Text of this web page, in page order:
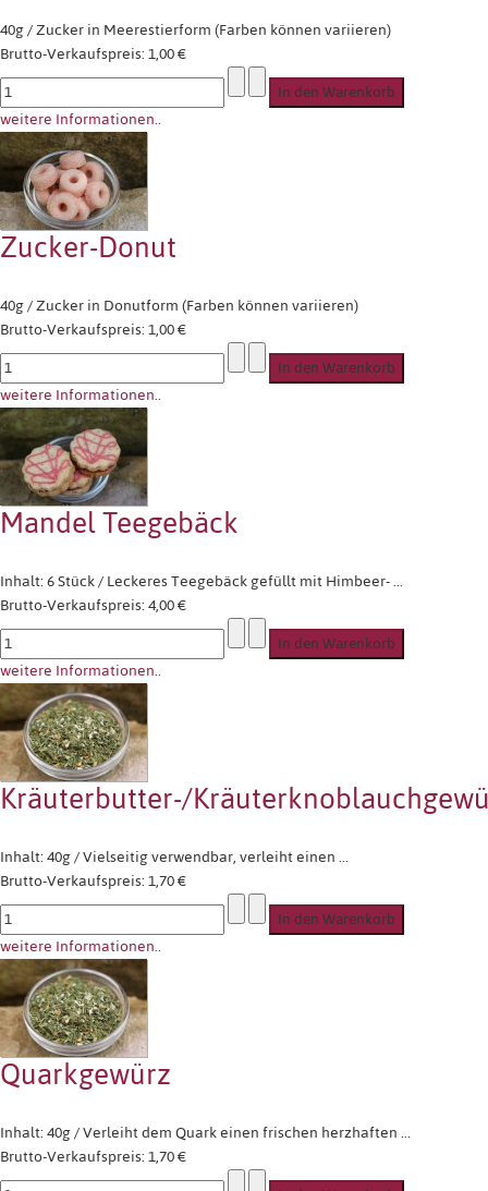
40g / Zucker in Meerestierform (Farben können variieren)
Brutto-Verkaufspreis:1,00 €
weitere Informationen..
Zucker-Donut
40g / Zucker in Donutform (Farben können variieren)
Brutto-Verkaufspreis:1,00 €
weitere Informationen..
Mandel Teegebäck
Inhalt: 6 Stück / Leckeres Teegebäck gefüllt mit Himbeer- ...
Brutto-Verkaufspreis:4,00 €
weitere Informationen..
Kräuterbutter-/
Inhalt: 40g / Vielseitig verwendbar, verleiht einen ...
Brutto-Verkaufspreis:1,70 €
weitere Informationen..
Quarkgewürz
Inhalt: 40g / Verleiht dem Quark einen frischen herzhaften ...
Brutto-Verkaufspreis:1,70 €